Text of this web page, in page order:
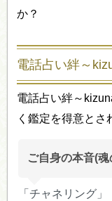
か？
電話占い絆～
電話占い絆～
く鑑定を得意とさ
ご自身の本音(
「チャネリング